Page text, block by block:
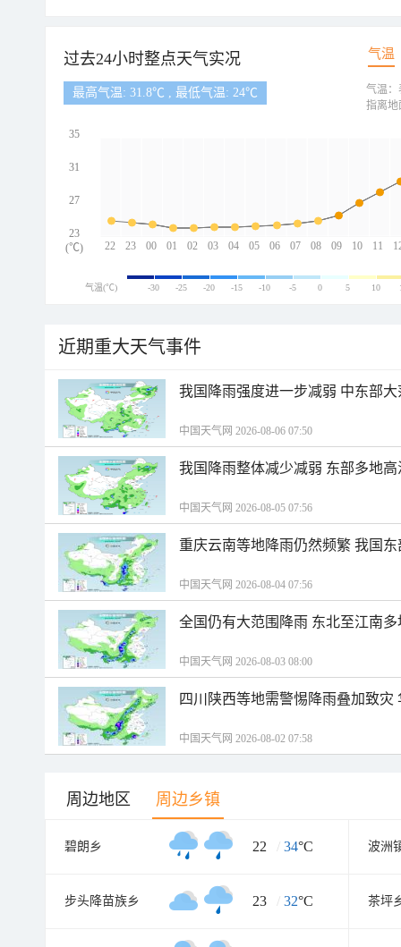
过去24小时整点天气实况 气温
最高气温: 31.8℃ , 最低气温: 24℃
22 23 00 01 02 03 04 05 06 07 08 09 10 11
35
31
27
23
(℃)
气温：
指离地
气温(℃) -30 -25 -20 -15 -10 -5 0 5 10
近期重大天气事件
我国降雨强度进一步减弱 中东部
中国天气网 2026-08-06 07:50
我国降雨整体减少减弱 东部多地
中国天气网 2026-08-05 07:56
重庆云南等地降雨仍然频繁 我国
中国天气网 2026-08-04 07:56
全国仍有大范围降雨 东北至江南
中国天气网 2026-08-03 08:00
四川陕西等地需警惕降雨叠加致
中国天气网 2026-08-02 07:58
周边地区 周边乡镇
碧朗乡 22 / 34°C 波洲
步头降苗族乡 23 / 32°C 茶坪